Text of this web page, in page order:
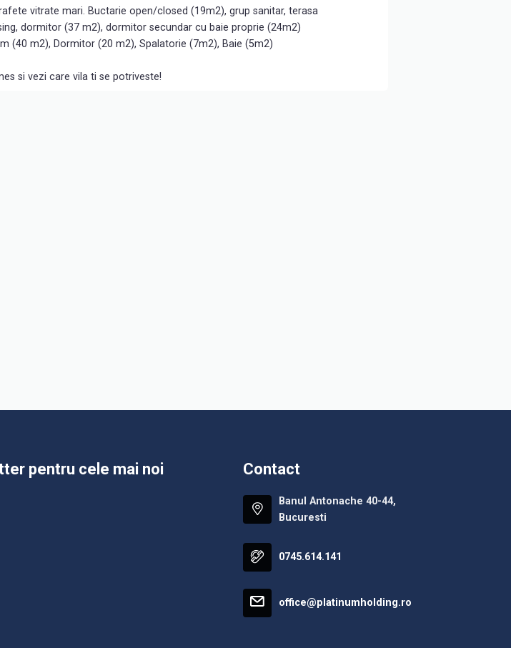
vitrate mari. Buctarie open/closed (19m2), grup sanitar, terasa
dormitor (37 m2), dormitor secundar cu baie proprie (24m2)
(40 m2), Dormitor (20 m2), Spalatorie (7m2), Baie (5m2)
si vezi care vila ti se potriveste!
pentru cele mai noi
Contact
Banul Antonache 40-44,
Bucuresti
0745.614.141
office@platinumholding.ro